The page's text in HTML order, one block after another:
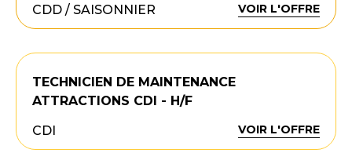
CDD / SAISONNIER
VOIR L'OFFRE
TECHNICIEN DE MAINTENANCE
ATTRACTIONS CDI - H/F
CDI
VOIR L'OFFRE